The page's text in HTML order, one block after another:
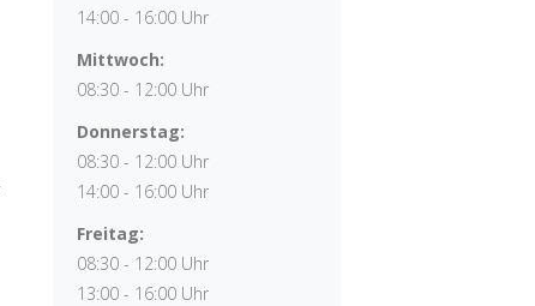
14:00 - 16:00 Uhr
Mittwoch:
08:30 - 12:00 Uhr
Donnerstag:
08:30 - 12:00 Uhr
14:00 - 16:00 Uhr
Freitag:
08:30 - 12:00 Uhr
13:00 - 16:00 Uhr